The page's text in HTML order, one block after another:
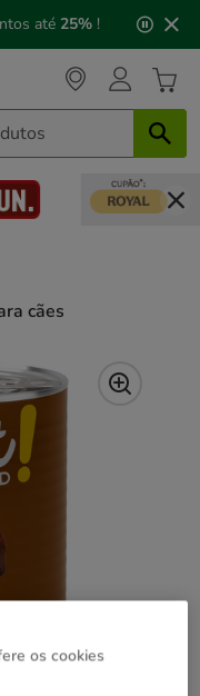
até 25% !
cães
os cookies